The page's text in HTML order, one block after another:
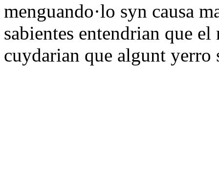
menguando·lo syn causa
sabientes entendrian que
cuydarian que algunt yerro